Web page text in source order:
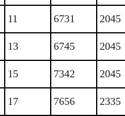
11 6731 2045
13 6745 2045
15 7342 2045
17 7656 2335